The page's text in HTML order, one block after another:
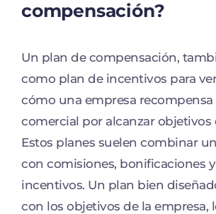
compensación?
Un plan de compensación,
como plan de incentivos para
cómo una empresa
comercial por alcanzar objetivos
Estos planes suelen combinar
con comisiones, bonificaciones
incentivos. Un plan bien
con los objetivos de la empresa,